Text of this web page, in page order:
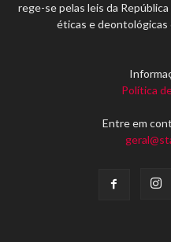
rege-se pelas leis da
éticas e deontológicas
Política
Entre em